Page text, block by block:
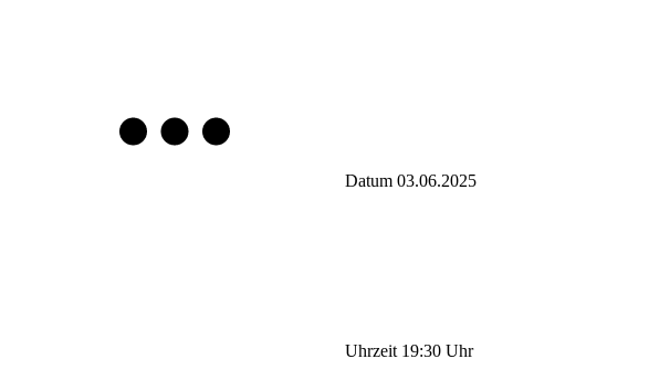
Datum 03.06.2025
Uhrzeit 19:30 Uhr